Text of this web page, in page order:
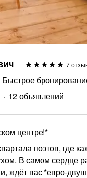
7
12 объявлений
Быстрое
центре!*
поэтов,
В самом
ждёт вас *евро-